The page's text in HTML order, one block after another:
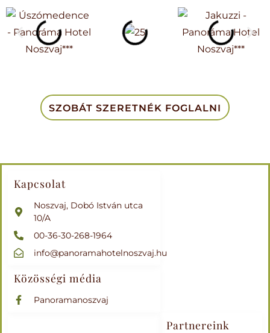
SZOBÁT SZERETNÉK FOGLALNI
Kapcsolat
Noszvaj, Dobó István utca
10/A
00-36-30-268-1964
info@panoramahotelnoszvaj.hu
Közösségi média
Panoramanoszvaj
Partnereink